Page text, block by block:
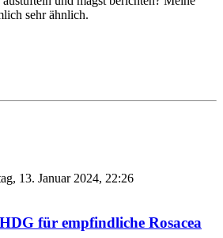
sehr ähnlich.
13. Januar 2024, 22:26
für empfindliche Rosacea